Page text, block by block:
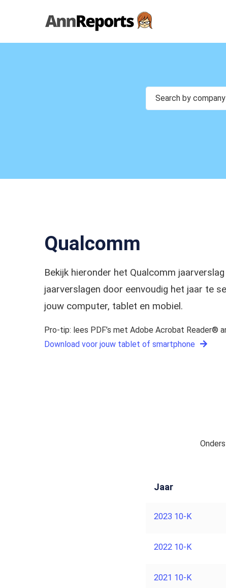
Qualcomm
Bekijk hieronder het Qualcomm
jaarverslagen door eenvoudig het jaar te
jouw computer, tablet en mobiel.
Pro-tip: lees PDF’s met Adobe Acrobat Reader®
Download voor jouw tablet of smartphone
Jaar
2023 10-K
2022 10-K
2021 10-K